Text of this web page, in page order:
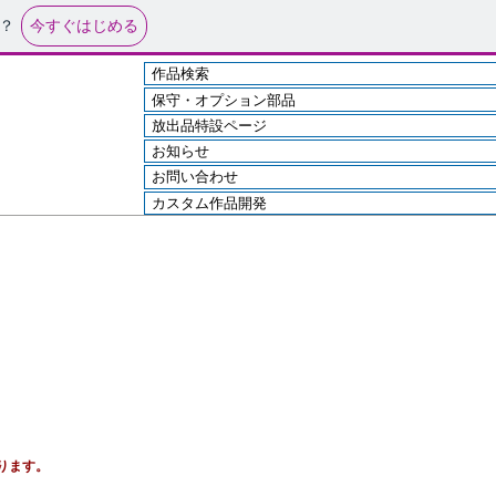
今すぐはじめる
作品検索
保守・オプション部品
放出品特設ページ
お知らせ
お問い合わせ
カスタム作品開発
す。